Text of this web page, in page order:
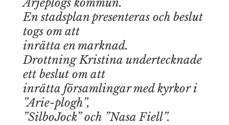
Arjeplogs kommun.
En stadsplan presenteras och beslut
togs om att
inrätta en marknad.
Drottning Kristina undertecknade
ett beslut om att
inrätta församlingar med kyrkor i
”Arie-plogh”,
”SilboJock” och ”Nasa Fiell”.